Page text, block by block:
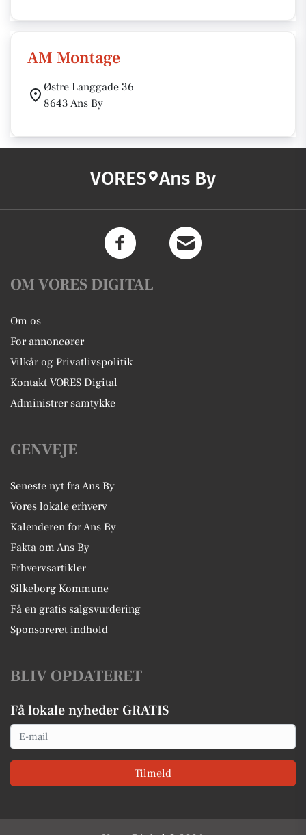
AM Montage
Østre Langgade 36
8643 Ans By
VORES Ans By
OM VORES DIGITAL
Om os
For annoncører
Vilkår og Privatlivspolitik
Kontakt VORES Digital
Administrer samtykke
GENVEJE
Seneste nyt fra Ans By
Vores lokale erhverv
Kalenderen for Ans By
Fakta om Ans By
Erhvervsartikler
Silkeborg Kommune
Få en gratis salgsvurdering
Sponsoreret indhold
BLIV OPDATERET
Få lokale nyheder GRATIS
Email
Tilmeld